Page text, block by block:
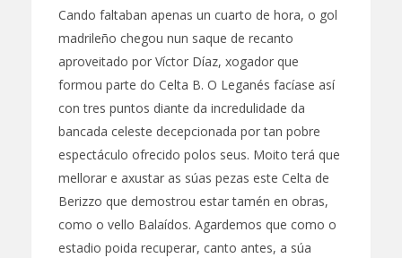
Cando faltaban apenas un cuarto de hora, o gol
madrileño chegou nun saque de recanto
aproveitado por Víctor Díaz, xogador que
formou parte do Celta B. O Leganés facíase así
con tres puntos diante da incredulidade da
bancada celeste decepcionada por tan pobre
espectáculo ofrecido polos seus. Moito terá que
mellorar e axustar as súas pezas este Celta de
Berizzo que demostrou estar tamén en obras,
como o vello Balaídos. Agardemos que como o
estadio poida recuperar, canto antes, a súa